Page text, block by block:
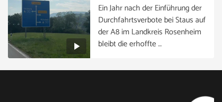
Ein Jahr nach der Einführung der
Durchfahrtsverbote bei Staus auf
der A8 im Landkreis Rosenheim
bleibt die erhoffte …